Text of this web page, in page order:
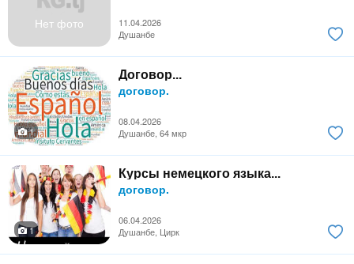
Нет фото
11.04.2026
Душанбе
Договор...
договор.
08.04.2026
1
Душанбе, 64 мкр
Курсы немецкого языка...
договор.
06.04.2026
1
Душанбе, Цирк